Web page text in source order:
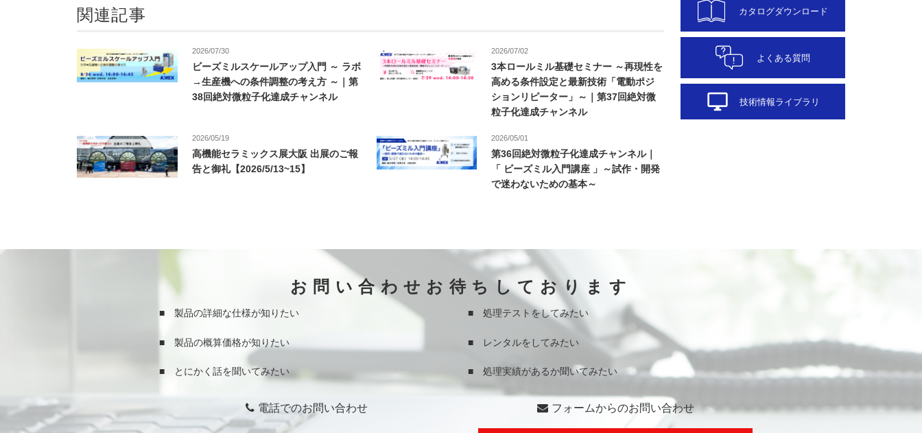
関連記事
2026/07/30
ビーズミルスケールアップ入門 ～ ラボ
→生産機への条件調整の考え方 ～｜第
38回絶対微粒子化達成チャンネル
2026/07/02
3本ロールミル基礎セミナー ～再現性を
高める条件設定と最新技術「電動ポジ
ションリピーター」～｜第37回絶対微
粒子化達成チャンネル
2026/05/19
高機能セラミックス展大阪 出展のご報
告と御礼【2026/5/13~15】
2026/05/01
第36回絶対微粒子化達成チャンネル｜
「 ビーズミル入門講座 」～試作・開発
で迷わないための基本～
カタログダウンロード
よくある質問
desktop_windows 技術情報ライブラリ
お問い合わせお待ちしております
■ 製品の詳細な仕様が知りたい ■ 処理テストをしてみたい
■ 製品の概算価格が知りたい ■ レンタルをしてみたい
■ とにかく話を聞いてみたい ■ 処理実績があるか聞いてみたい
電話でのお問い合わせ フォームからのお問い合わせ